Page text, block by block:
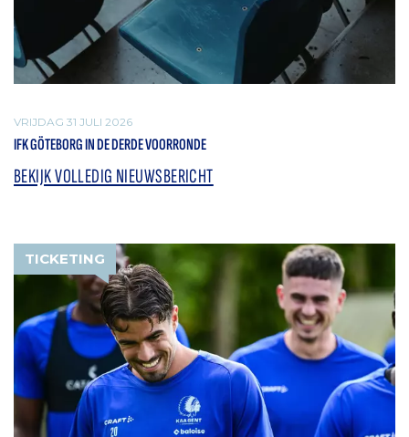
VRIJDAG 31 JULI 2026
IFK GÖTEBORG IN DE DERDE VOORRONDE
BEKIJK VOLLEDIG NIEUWSBERICHT
TICKETING